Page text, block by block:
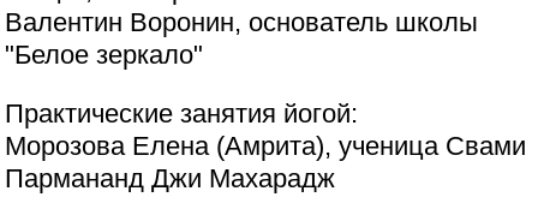
Валентин Воронин, основатель школы
"Белое зеркало"
Практические занятия йогой:
Морозова Елена (Амрита), ученица Свами
Пармананд Джи Махарадж